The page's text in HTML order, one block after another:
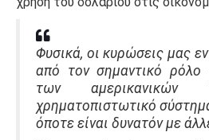
Φυσικά, οι κυρώσεις μας εν
από τον σημαντικό ρόλο
των αμερικανικών
χρηματοπιστωτικό
όποτε είναι δυνατόν με